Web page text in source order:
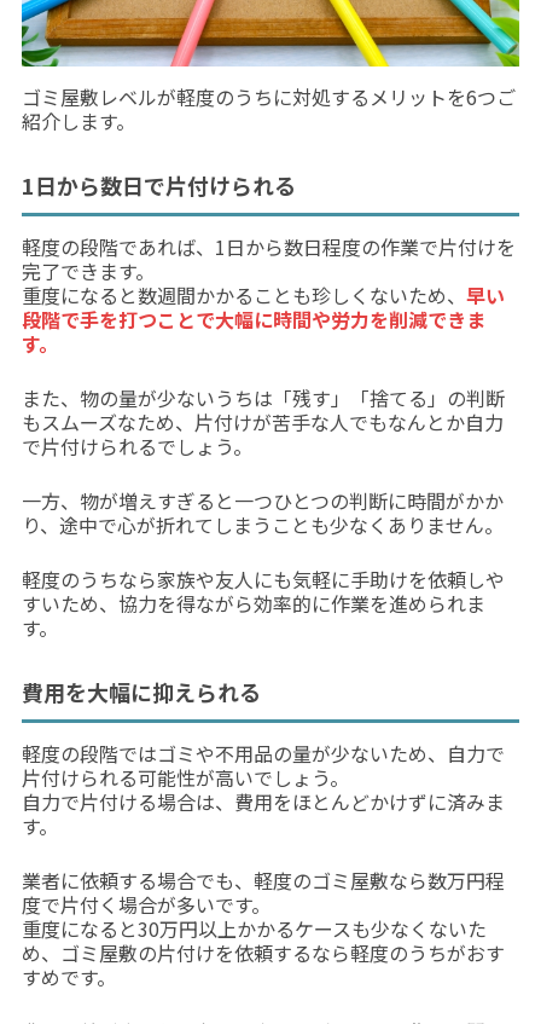
ゴミ屋敷レベルが軽度のうちに対処するメリットを6つご
紹介します。
1日から数日で片付けられる
軽度の段階であれば、1日から数日程度の作業で片付けを
完了できます。
重度になると数週間かかることも珍しくないため、 早い
段階で手を打つことで大幅に時間や労力を削減できま
す。
また、物の量が少ないうちは「残す」「捨てる」の判断
もスムーズなため、片付けが苦手な人でもなんとか自力
で片付けられるでしょう。
一方、物が増えすぎると一つひとつの判断に時間がかか
り、途中で心が折れてしまうことも少なくありません。
軽度のうちなら家族や友人にも気軽に手助けを依頼しや
すいため、協力を得ながら効率的に作業を進められま
す。
費用を大幅に抑えられる
軽度の段階ではゴミや不用品の量が少ないため、自力で
片付けられる可能性が高いでしょう。
自力で片付ける場合は、費用をほとんどかけずに済みま
す。
業者に依頼する場合でも、軽度のゴミ屋敷なら数万円程
度で片付く場合が多いです。
重度になると30万円以上かかるケースも少なくないた
め、ゴミ屋敷の片付けを依頼するなら軽度のうちがおす
すめです。